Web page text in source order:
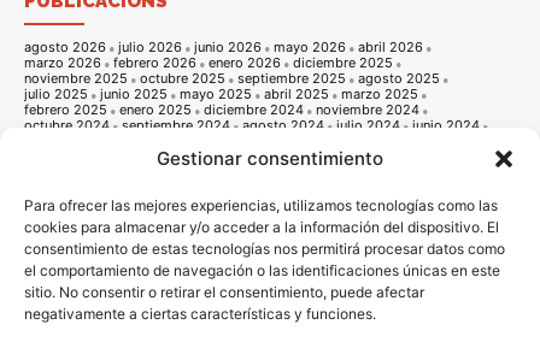
Gestionar consentimiento
Para ofrecer las mejores experiencias, utilizamos tecnologías como las
cookies para almacenar y/o acceder a la información del dispositivo. El
consentimiento de estas tecnologías nos permitirá procesar datos como
el comportamiento de navegación o las identificaciones únicas en este
sitio. No consentir o retirar el consentimiento, puede afectar
negativamente a ciertas características y funciones.
agosto 2026 julio 2026 junio 2026 mayo 2026
abril 2026
marzo 2026
febrero 2026 enero 2026
diciembre 2025
noviembre 2025
octubre 2025 septiembre 2025
agosto 2025
julio 2025
junio 2025 mayo 2025 abril 2025
marzo 2025
febrero 2025
enero 2025 diciembre 2024
noviembre 2024
octubre 2024
septiembre 2024 agosto 2024 julio 2024
junio 2024
noviembre 2023 octubre 2023
septiembre 2023
julio 2023 junio 2023 mayo 2023
abril 2023
noviembre 2022
octubre 2022 septiembre 2022
agosto 2022
julio 2022
junio 2022 mayo 2022 abril 2022
marzo 2022
febrero 2022
enero 2022 diciembre 2021
noviembre 2021
octubre 2021
septiembre 2021 agosto 2021 julio 2021
junio 2021
mayo 2021
abril 2021 marzo 2021 febrero 2021
enero 2021
diciembre 2020
noviembre 2020 octubre 2020
septiembre 2020
agosto 2020
julio 2020 junio 2020 mayo 2020
abril 2020
marzo 2020
febrero 2020 enero 2020 diciembre 2019
octubre 2019
agosto 2019